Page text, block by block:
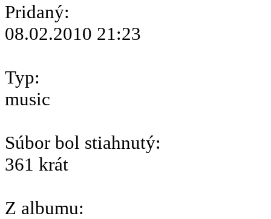
Pridaný:
08.02.2010 21:23
Typ:
music
Súbor bol stiahnutý:
361 krát
Z albumu: